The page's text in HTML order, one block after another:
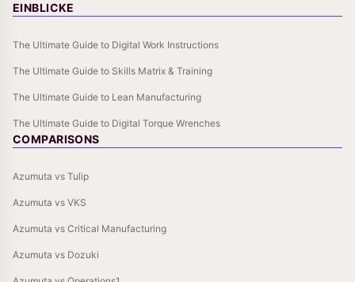
EINBLICKE
The Ultimate Guide to Digital Work Instructions
The Ultimate Guide to Skills Matrix & Training
The Ultimate Guide to Lean Manufacturing
The Ultimate Guide to Digital Torque Wrenches
COMPARISONS
Azumuta vs Tulip
Azumuta vs VKS
Azumuta vs Critical Manufacturing
Azumuta vs Dozuki